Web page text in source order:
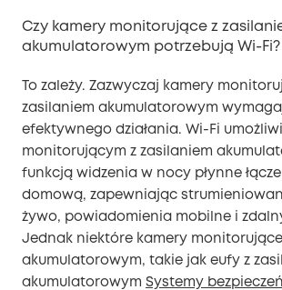
Czy kamery monitorujące z
akumulatorowym potrzebują Wi-Fi?
To zależy. Zazwyczaj kamery
zasilaniem akumulatorowym
efektywnego działania. Wi-Fi
monitorującym z zasilaniem
funkcją widzenia w nocy płynne
domową, zapewniając
żywo, powiadomienia mobilne i
Jednak niektóre kamery
akumulatorowym, takie jak eufy z
akumulatorowym Systemy